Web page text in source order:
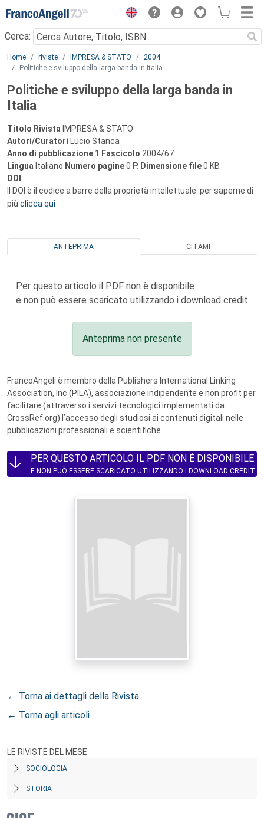
Menu
Cerca:
Main content
Home riviste IMPRESA & STATO
2004
Politiche e sviluppo della larga banda in Italia
Politiche e sviluppo della larga banda in
Italia
Titolo Rivista IMPRESA & STATO
Autori/Curatori Lucio Stanca
Anno di pubblicazione 1 Fascicolo 2004/67
Lingua Italiano Numero pagine0 P. Dimensione file0 KB
DOI
Il DOI è il codice a barre della proprietà intellettuale: per saperne di
più clicca qui
ANTEPRIMA CITAMI
Per questo articolo il PDF non è disponibile
e non può essere scaricato utilizzando i download credit
Anteprima non presente
FrancoAngeli è membro della Publishers International Linking
Association, Inc (PILA), associazione indipendente e non profit per
facilitare (attraverso i servizi tecnologici implementati da
CrossRef.org) l’accesso degli studiosi ai contenuti digitali nelle
pubblicazioni professionali e scientifiche.
PER QUESTO ARTICOLO IL PDF NON È DISPONIBILE
E NON PUÒ ESSERE SCARICATO UTILIZZANDO I DOWNLOAD CREDIT
← Torna ai dettagli della Rivista
← Torna agli articoli
LE RIVISTE DEL MESE
SOCIOLOGIA
STORIA